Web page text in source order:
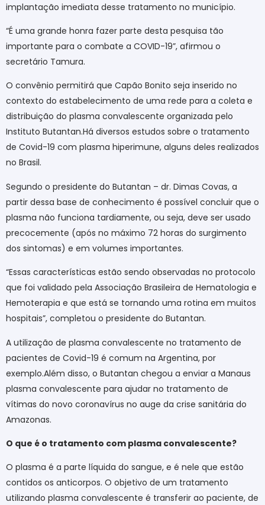
implantação imediata desse tratamento no município.
“É uma grande honra fazer parte desta pesquisa tão
importante para o combate a COVID-19”, afirmou o
secretário Tamura.
O convênio permitirá que Capão Bonito seja inserido no
contexto do estabelecimento de uma rede para a coleta e
distribuição do plasma convalescente organizada pelo
Instituto Butantan.Há diversos estudos sobre o tratamento
de Covid-19 com plasma hiperimune, alguns deles realizados
no Brasil.
Segundo o presidente do Butantan – dr. Dimas Covas, a
partir dessa base de conhecimento é possível concluir que o
plasma não funciona tardiamente, ou seja, deve ser usado
precocemente (após no máximo 72 horas do surgimento
dos sintomas) e em volumes importantes.
“Essas características estão sendo observadas no protocolo
que foi validado pela Associação Brasileira de Hematologia e
Hemoterapia e que está se tornando uma rotina em muitos
hospitais”, completou o presidente do Butantan.
A utilização de plasma convalescente no tratamento de
pacientes de Covid-19 é comum na Argentina, por
exemplo.Além disso, o Butantan chegou a enviar a Manaus
plasma convalescente para ajudar no tratamento de
vítimas do novo coronavírus no auge da crise sanitária do
Amazonas.
O que é o tratamento com plasma convalescente?
O plasma é a parte líquida do sangue, e é nele que estão
contidos os anticorpos. O objetivo de um tratamento
utilizando plasma convalescente é transferir ao paciente, de